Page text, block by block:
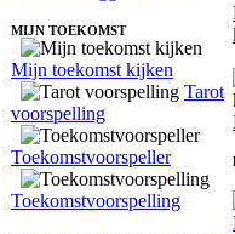
MIJN TOEKOMST
Mijn toekomst kijken
Tarot
voorspelling
Toekomstvoorspeller
Toekomstvoorspelling